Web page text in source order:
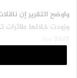
وزودت خلالها طائرات
وبين أن مجموع ساعات